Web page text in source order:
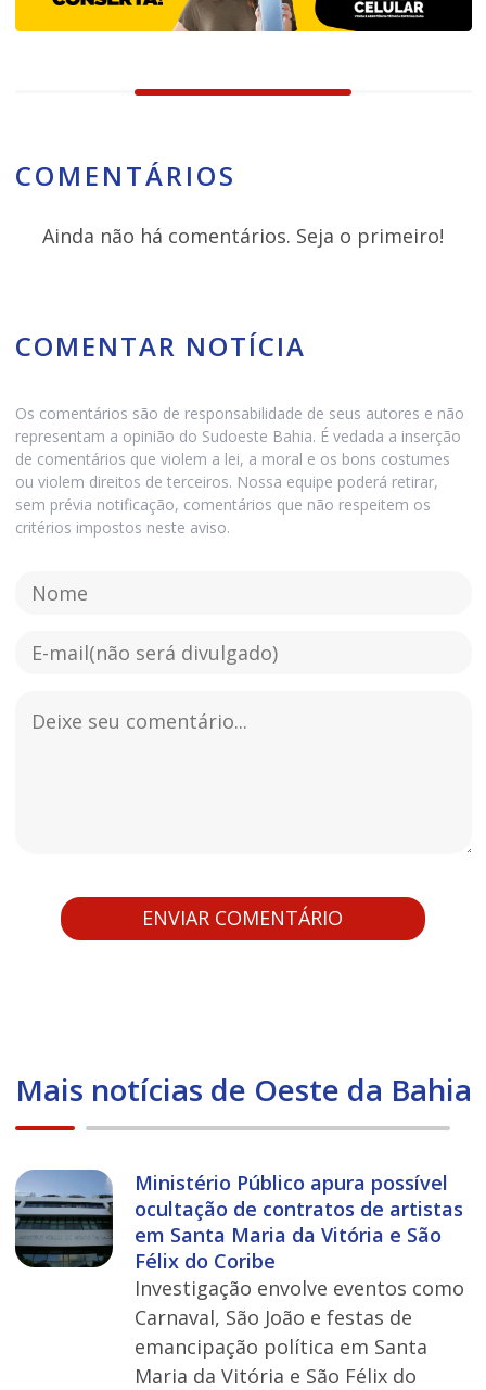
COMENTÁRIOS
Ainda não há comentários. Seja o primeiro!
COMENTAR NOTÍCIA
Os comentários são de responsabilidade de seus autores e não
representam a opinião do Sudoeste Bahia. É vedada a inserção
de comentários que violem a lei, a moral e os bons costumes
ou violem direitos de terceiros. Nossa equipe poderá retirar,
sem prévia notificação, comentários que não respeitem os
critérios impostos neste aviso.
Mais notícias de Oeste da Bahia
Ministério Público apura possível
ocultação de contratos de artistas
em Santa Maria da Vitória e São
Félix do Coribe
Investigação envolve eventos como
Carnaval, São João e festas de
emancipação política em Santa
Maria da Vitória e São Félix do